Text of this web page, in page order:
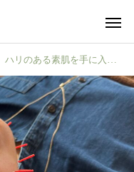
ハリのある素肌を手に入れたいあなたに贈るクリスマス特別企画：美容鍼で輝く素肌を手に入れよう！